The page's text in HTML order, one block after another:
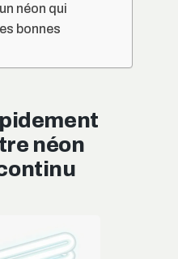
néon qui
bonnes
néon